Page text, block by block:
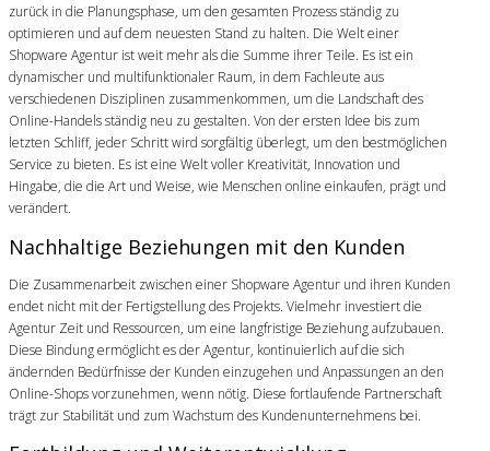
zurück in die Planungsphase, um den gesamten Prozess ständig zu
optimieren und auf dem neuesten Stand zu halten. Die Welt einer
Shopware Agentur ist weit mehr als die Summe ihrer Teile. Es ist ein
dynamischer und multifunktionaler Raum, in dem Fachleute aus
verschiedenen Disziplinen zusammenkommen, um die Landschaft des
Online-Handels ständig neu zu gestalten. Von der ersten Idee bis zum
letzten Schliff, jeder Schritt wird sorgfältig überlegt, um den bestmöglichen
Service zu bieten. Es ist eine Welt voller Kreativität, Innovation und
Hingabe, die die Art und Weise, wie Menschen online einkaufen, prägt und
verändert.
Nachhaltige Beziehungen mit den Kunden
Die Zusammenarbeit zwischen einer Shopware Agentur und ihren Kunden
endet nicht mit der Fertigstellung des Projekts. Vielmehr investiert die
Agentur Zeit und Ressourcen, um eine langfristige Beziehung aufzubauen.
Diese Bindung ermöglicht es der Agentur, kontinuierlich auf die sich
ändernden Bedürfnisse der Kunden einzugehen und Anpassungen an den
Online-Shops vorzunehmen, wenn nötig. Diese fortlaufende Partnerschaft
trägt zur Stabilität und zum Wachstum des Kundenunternehmens bei.